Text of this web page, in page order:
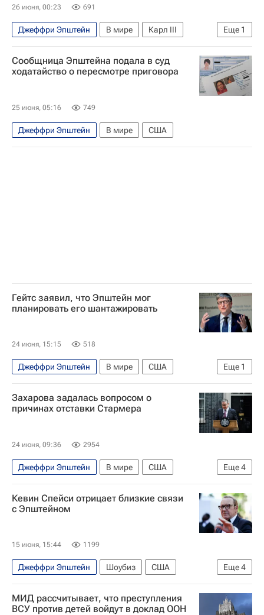
26 июня, 00:23 691
Еще 1
Джеффри Эпштейн В мире
Карл III
Великобритания
Сообщница Эпштейна подала в суд
ходатайство о пересмотре приговора
25 июня, 05:16 749
Джеффри Эпштейн В мире США
Гейтс заявил, что Эпштейн мог
планировать его шантажировать
24 июня, 15:15 518
Еще 1
Джеффри Эпштейн В мире
США
Билл Гейтс
Захарова задалась вопросом о
причинах отставки Стармера
24 июня, 09:36 2954
Еще4
Джеффри Эпштейн В мире
США
Россия
Манчестер
Кир Стармер
Мария Захарова
Кевин Спейси отрицает близкие связи
с Эпштейном
15 июня, 15:44 1199
Еще4
Джеффри Эпштейн Шоубиз
США
Билл Клинтон
Африка
Кевин Спейси
Общество
МИД рассчитывает, что преступления
ВСУ против детей войдут в доклад ООН